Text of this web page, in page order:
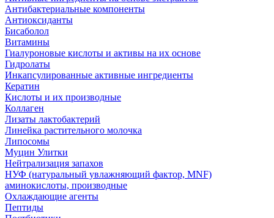
Антибактериальные компоненты
Антиоксиданты
Бисаболол
Витамины
Гиалуроновые кислоты и активы на их основе
Гидролаты
Инкапсулированные активные ингредиенты
Кератин
Кислоты и их производные
Коллаген
Лизаты лактобактерий
Линейка растительного молочка
Липосомы
Муцин Улитки
Нейтрализация запахов
НУФ (натуральный увлажняющий фактор, MNF)
аминокислоты, производные
Охлаждающие агенты
Пептиды